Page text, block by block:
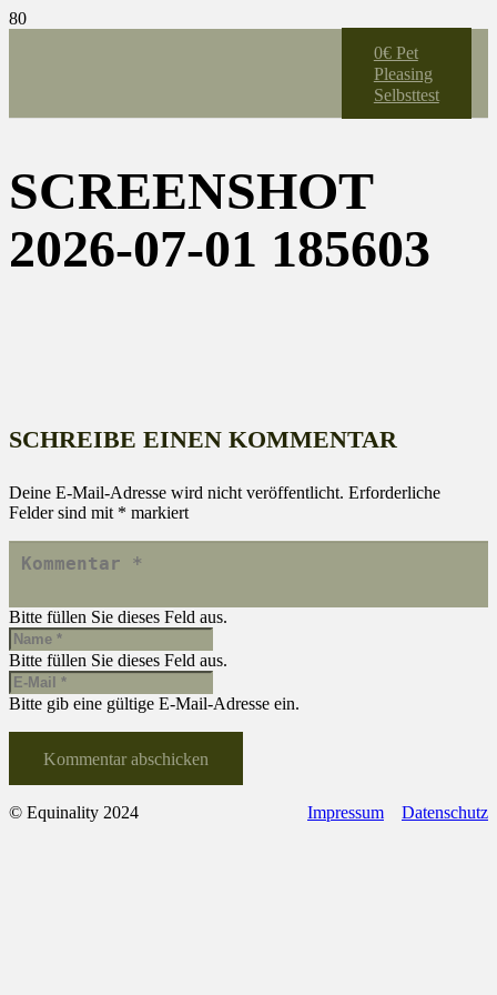
0€ Pet
Pleasing
Selbsttest
SCREENSHOT
2026-07-01 185603
SCHREIBE EINEN KOMMENTAR
Deine E-Mail-Adresse wird nicht veröffentlicht. Erforderliche
Felder sind mit * markiert
Bitte füllen Sie dieses Feld aus.
Bitte füllen Sie dieses Feld aus.
Bitte gib eine gültige E-Mail-Adresse ein.
Kommentar abschicken
© Equinality 2024 Impressum Datenschutz